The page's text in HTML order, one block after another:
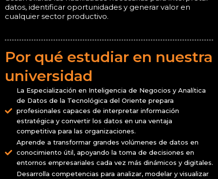
datos, identificar oportunidades y generar valor en
cualquier sector productivo.
Por qué estudiar en nuestra
universidad
La Especialización en Inteligencia de Negocios y Analítica
de Datos de la Tecnológica del Oriente prepara
profesionales capaces de interpretar información
estratégica y convertir los datos en una ventaja
competitiva para las organizaciones.
Aprende a transformar grandes volúmenes de datos en
conocimiento útil, apoyando la toma de decisiones en
entornos empresariales cada vez más dinámicos y digitales.
Desarrolla competencias para analizar, modelar y visualizar